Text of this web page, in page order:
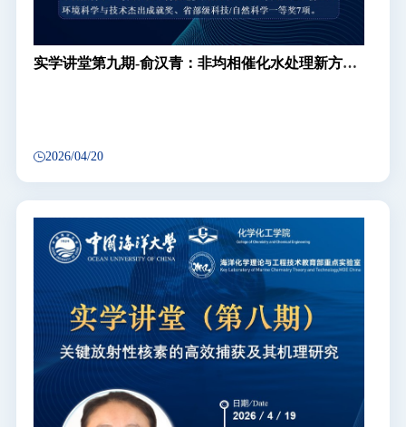
实学讲堂第九期-俞汉青：非均相催化水处理新方法
2026/04/20